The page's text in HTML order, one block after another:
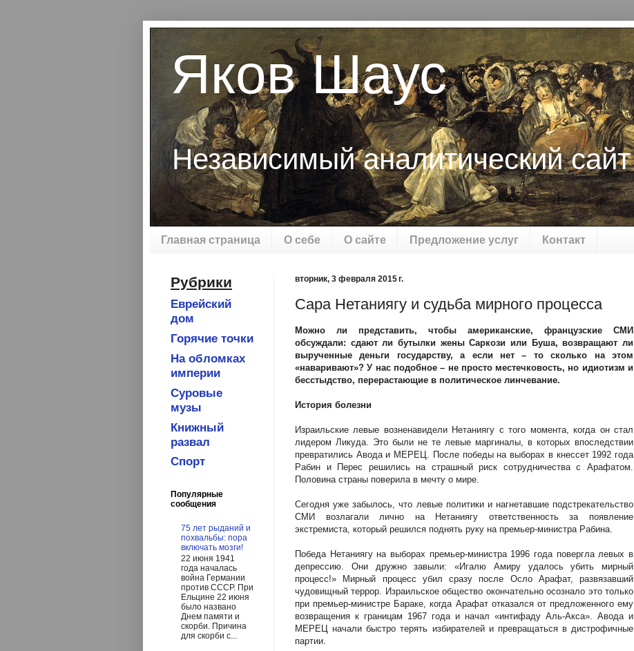
Яков Шаус
Независимый аналитический сайт
Главная страница О себе О сайте Предложение услуг Контакт
вторник, 3 февраля 2015 г.
Сара Нетаниягу и судьба мирного процесса
Можно ли представить, чтобы американские, французские СМИ
обсуждали: сдают ли бутылки жены Саркози или Буша, возвращают ли
вырученные деньги государству, а если нет – то сколько на этом
«наваривают»? У нас подобное – не просто местечковость, но идиотизм и
бесстыдство, перерастающие в политическое линчевание.
История болезни
Израильские левые возненавидели Нетаниягу с того момента, когда он стал
лидером Ликуда. Это были не те левые маргиналы, в которых впоследствии
превратились Авода и МЕРЕЦ. После победы на выборах в кнессет 1992 года
Рабин и Перес решились на страшный риск сотрудничества с Арафатом.
Половина страны поверила в мечту о мире.
Сегодня уже забылось, что левые политики и нагнетавшие подстрекательство
СМИ возлагали лично на Нетаниягу ответственность за появление
экстремиста, который решился поднять руку на премьер-министра Рабина.
Победа Нетаниягу на выборах премьер-министра 1996 года повергла левых в
депрессию. Они дружно завыли: «Игалю Амиру удалось убить мирный
процесс!» Мирный процесс убил сразу после Осло Арафат, развязавший
чудовищный террор. Израильское общество окончательно осознало это только
при премьер-министре Бараке, когда Арафат отказался от предложенного ему
возвращения к границам 1967 года и начал «интифаду Аль-Акса». Авода и
МЕРЕЦ начали быстро терять избирателей и превращаться в дистрофичные
партии.
Рубрики
Еврейский
дом
Горячие точки
На обломках
империи
Суровые
музы
Книжный
развал
Спорт
Популярные
сообщения
75 лет рыданий и
похвальбы: пора
включать мозги!
22 июня 1941
года началась
война Германии
против СССР. При
Ельцине 22 июня
было названо
Днем памяти и
скорби. Причина
для скорби с...